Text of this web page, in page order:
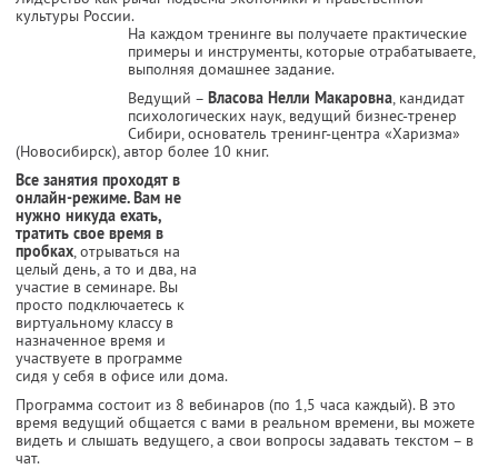
культуры России.
На каждом тренинге вы получаете практические
примеры и инструменты, которые отрабатываете,
выполняя домашнее задание.
Ведущий – Власова Нелли Макаровна, кандидат
психологических наук, ведущий бизнес-тренер
Сибири, основатель тренинг-центра «Харизма»
(Новосибирск), автор более 10 книг.
Все занятия проходят в
онлайн-режиме. Вам не
нужно никуда ехать,
тратить свое время в
пробках, отрываться на
целый день, а то и два, на
участие в семинаре. Вы
просто подключаетесь к
виртуальному классу в
назначенное время и
участвуете в программе
сидя у себя в офисе или дома.
Программа состоит из 8 вебинаров (по 1,5 часа каждый). В это
время ведущий общается с вами в реальном времени, вы можете
видеть и слышать ведущего, а свои вопросы задавать текстом – в
чат.